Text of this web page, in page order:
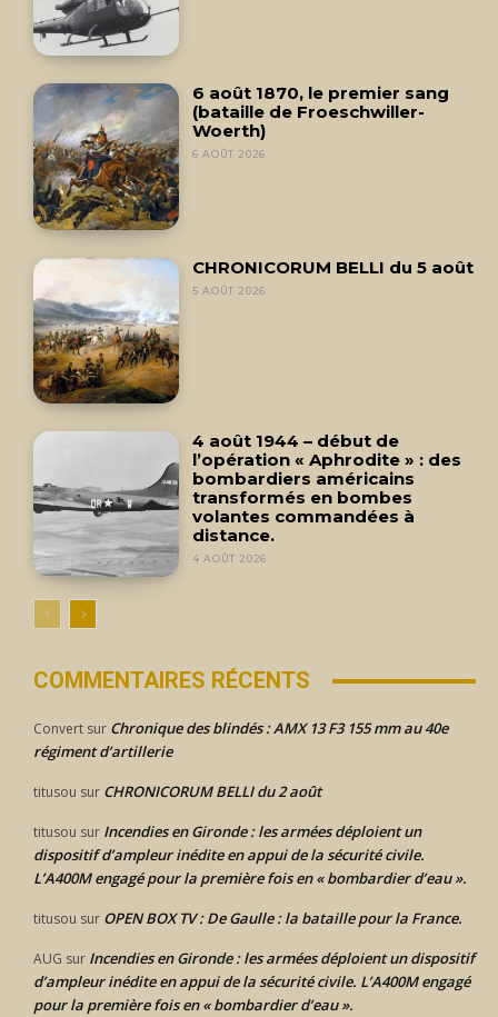
6 août 1870, le premier sang
(bataille de Froeschwiller-
Woerth)
6 AOÛT 2026
CHRONICORUM BELLI du 5 août
5 AOÛT 2026
4 août 1944 – début de
l’opération « Aphrodite » : des
bombardiers américains
transformés en bombes
volantes commandées à
distance.
4 AOÛT 2026
COMMENTAIRES RÉCENTS
Convert sur Chronique des blindés : AMX 13 F3 155 mm au 40e
régiment d’artillerie
titusou sur CHRONICORUM BELLI du 2 août
titusou sur Incendies en Gironde : les armées déploient un
dispositif d’ampleur inédite en appui de la sécurité civile.
L’A400M engagé pour la première fois en « bombardier d’eau ».
titusou sur OPEN BOX TV : De Gaulle : la bataille pour la France.
AUG sur Incendies en Gironde : les armées déploient un dispositif
d’ampleur inédite en appui de la sécurité civile. L’A400M engagé
pour la première fois en « bombardier d’eau ».